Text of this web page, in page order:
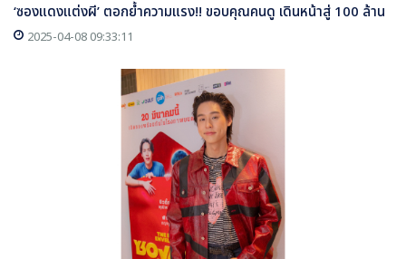
‘ซองแดงแต่งผี’ ตอกย้ำความแรง!! ขอบคุณคนดู เดินหน้าสู่ 100 ล้าน
2025-04-08 09:33:11